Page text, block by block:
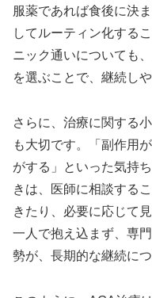
服薬であれば食後に決
してルーティン化する
ニック通いについても
を選ぶことで、継続し
さらに、治療に関する
も大切です。「副作用
がする」といった気持
きは、医師に相談する
きたり、必要に応じて
一人で抱え込まず、専
勢が、長期的な継続につ